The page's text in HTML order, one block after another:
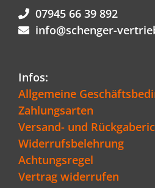
07945 66 39 892
info@schenger-
Infos:
Allgemeine
Zahlungsarten
Versand- und
Widerrufsbelehrung
Achtungsregel
Vertrag widerrufen